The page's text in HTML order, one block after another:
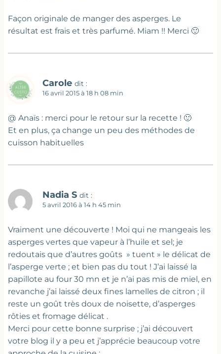
Façon originale de manger des asperges. Le
résultat est frais et très parfumé. Miam !! Merci 🙂
Carole dit :
16 avril 2015 à 18 h 08 min
@ Anaïs : merci pour le retour sur la recette ! 🙂
Et en plus, ça change un peu des méthodes de
cuisson habituelles
Nadia S dit :
5 avril 2016 à 14 h 45 min
Vraiment une découverte ! Moi qui ne mangeais les
asperges vertes que vapeur à l’huile et sel; je
redoutais que d’autres goûts » tuent » le délicat de
l’asperge verte ; et bien pas du tout ! J’ai laissé la
papillote au four 30 mn et je n’ai pas mis de miel, en
revanche j’ai laissé deux fines lamelles de citron ; il
reste un goût très doux de noisette, d’asperges
rôties et fromage délicat .
Merci pour cette bonne surprise ; j’ai découvert
votre blog il y a peu et j’apprécie beaucoup votre